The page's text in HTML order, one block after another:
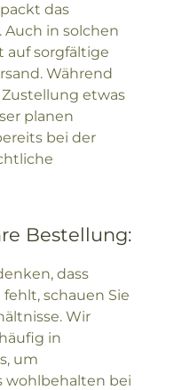
das
Auch in solchen
auf sorgfältige
Während
etwas
planen
bei der
Bestellung:
dass
schauen Sie
Wir
in
um
wohlbehalten bei